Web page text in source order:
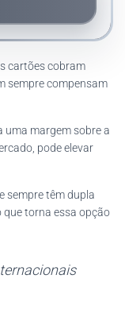
cartões cobram
sempre compensam
uma margem sobre a
pode elevar
sempre têm dupla
torna essa opção